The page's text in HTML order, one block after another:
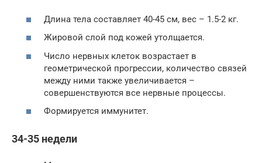
Длина тела составляет 40-45 см, вес – 1.5-2 кг.
Жировой слой под кожей утолщается.
Число нервных клеток возрастает в
геометрической прогрессии, количество связей
между ними также увеличивается –
совершенствуются все нервные процессы.
Формируется иммунитет.
34-35 недели